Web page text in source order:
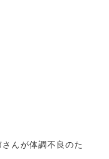
んが体調不良のた